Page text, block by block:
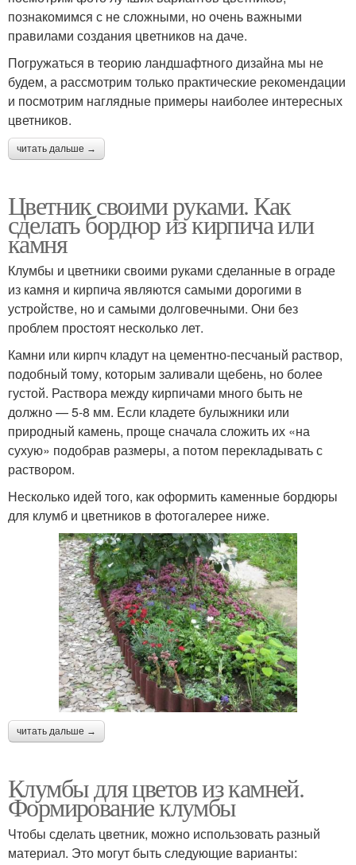
познакомимся с не сложными, но очень важными
правилами создания цветников на даче.
Погружаться в теорию ландшафтного дизайна мы не
будем, а рассмотрим только практические рекомендации
и посмотрим наглядные примеры наиболее интересных
цветников.
читать дальше →
Цветник своими руками. Как
сделать бордюр из кирпича или
камня
Клумбы и цветники своими руками сделанные в ограде
из камня и кирпича являются самыми дорогими в
устройстве, но и самыми долговечными. Они без
проблем простоят несколько лет.
Камни или кирпч кладут на цементно-песчаный раствор,
подобный тому, которым заливали щебень, но более
густой. Раствора между кирпичами много быть не
должно — 5-8 мм. Если кладете булыжники или
природный камень, проще сначала сложить их «на
сухую» подобрав размеры, а потом перекладывать с
раствором.
Несколько идей того, как оформить каменные бордюры
для клумб и цветников в фотогалерее ниже.
читать дальше →
Клумбы для цветов из камней.
Формирование клумбы
Чтобы сделать цветник, можно использовать разный
материал. Это могут быть следующие варианты: